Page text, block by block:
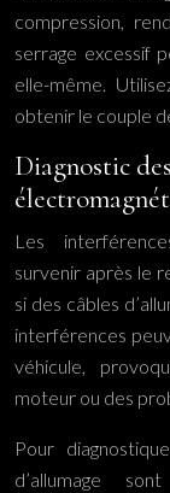
compression,
serrage excessif
elle-même.
obtenir le couple
Diagnostic
Les
survenir après le
si des câbles
interférences
véhicule,
moteur ou des
Pour
d’allumage